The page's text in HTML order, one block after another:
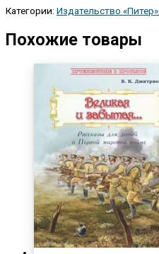
Категории: Издательство «Питер»
Похожие товары